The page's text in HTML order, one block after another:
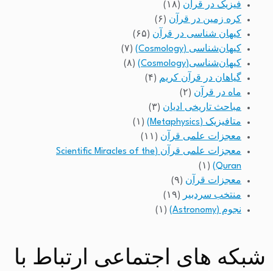
فیزیک در قرآن (۱۸)
کره زمین در قرآن (۶)
کیهان شناسی در قرآن (۶۵)
کیهان‌شناسی (Cosmology)
(۷)
کیهان‌شناسی(Cosmology)
(۸)
گیاهان در قرآن کریم (۴)
ماه در قرآن (۲)
مباحث تاریخی ادیان (۳)
متافیزیک (Metaphysics)
(۱)
معجزات علمی قرآن (۱۱)
معجزات علمی قرآن (Scientific Miracles of the
Quran)
(۱)
معجزات قرآن (۹)
منتخب سردبیر (۱۹)
نجوم (Astronomy)
(۱)
شبکه های اجتماعی ارتباط با